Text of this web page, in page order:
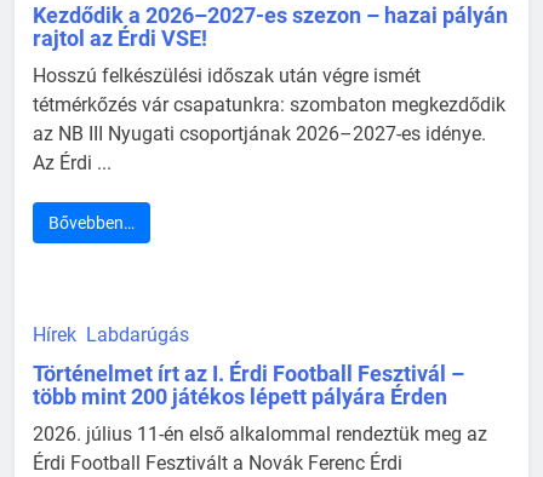
Kezdődik a 2026–2027-es szezon – hazai pályán
rajtol az Érdi VSE!
Hosszú felkészülési időszak után végre ismét
tétmérkőzés vár csapatunkra: szombaton megkezdődik
az NB III Nyugati csoportjának 2026–2027-es idénye.
Az Érdi ...
Bővebben…
Hírek Labdarúgás
Történelmet írt az I. Érdi Football Fesztivál –
több mint 200 játékos lépett pályára Érden
2026. július 11-én első alkalommal rendeztük meg az
Érdi Football Fesztivált a Novák Ferenc Érdi